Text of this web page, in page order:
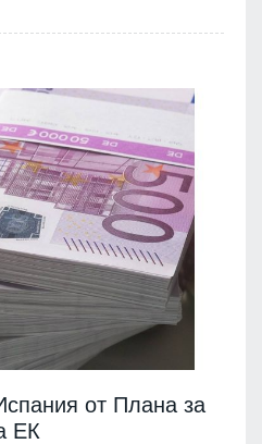
от Плана за
ЕК